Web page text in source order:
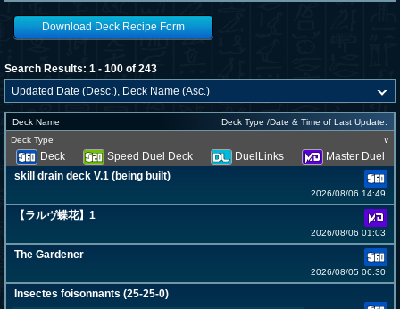
Download Deck Recipe Form
Search Results: 1 - 100 of 243
Deck Name
Deck Type /Date & Time of Last Update:
Deck Type
∨
Deck Speed Duel Deck DuelLinks
Master Duel
skill drain deck V.1 (being built)
2026/08/06 14:49
【ラルヴ蝶花】1
2026/08/06 01:03
The Gardener
2026/08/05 06:30
Insectes foisonnants (25-25-0)